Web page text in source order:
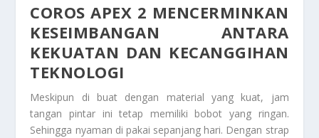
COROS APEX 2 MENCERMINKAN
KESEIMBANGAN ANTARA
KEKUATAN DAN KECANGGIHAN
TEKNOLOGI
Meskipun di buat dengan material yang kuat, jam
tangan pintar ini tetap memiliki bobot yang ringan.
Sehingga nyaman di pakai sepanjang hari. Dengan strap